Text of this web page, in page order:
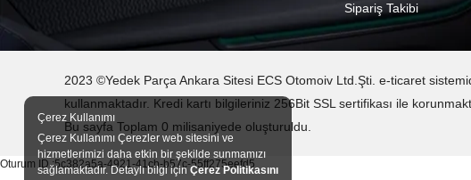
Sipariş Takibi
2023 ©Yedek Parça Ankara Sitesi ECS Otomoiv Ltd.Şti. e-ticaret
kullanmaktadır. Kredi kartı bilgileriniz 256Bit SSL sertifikası ile
Bu sayfa Toplam 0 milisaniyede oluşturuldu.
Çerez Kullanımı
Çerez Kullanımı Çerezler web sitesini ve
hizmetlerimizi daha etkin bir şekilde sunmamızı
sağlamaktadır. Detaylı bilgi için Çerez Politikasını
Oturum ID :5c382a5a-4921-41cb-b57c-55ff275eefd5